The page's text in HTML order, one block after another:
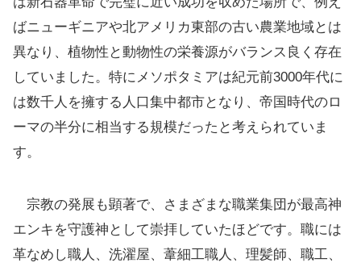
ばニューギニアや北アメリカ東部の古い農業地域とは
異なり、植物性と動物性の栄養源がバランス良く存在
していました。特にメソポタミアは紀元前3000年代に
は数千人を擁する人口集中都市となり、帝国時代のロ
ーマの半分に相当する規模だったと考えられていま
す。
宗教の発展も顕著で、さまざまな職業集団が最高神
エンキを守護神として崇拝していたほどです。職には
革なめし職人、洗濯屋、葦細工職人、理髪師、職工、